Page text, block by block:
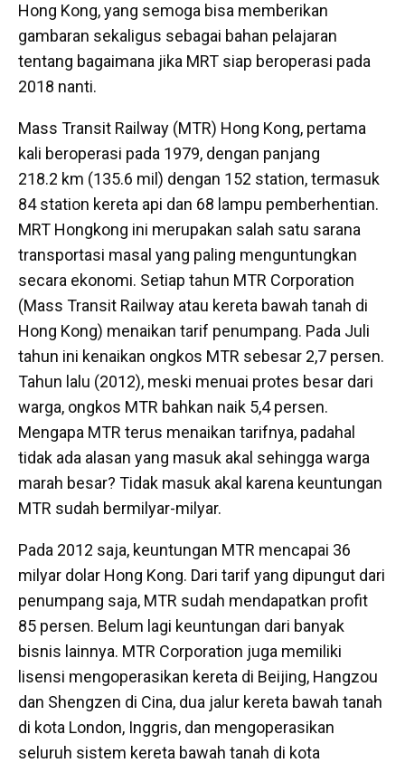
Hong Kong, yang semoga bisa memberikan
gambaran sekaligus sebagai bahan pelajaran
tentang bagaimana jika MRT siap beroperasi pada
2018 nanti.
Mass Transit Railway (MTR) Hong Kong, pertama
kali beroperasi pada 1979, dengan panjang
218.2 km (135.6 mil) dengan 152 station, termasuk
84 station kereta api dan 68 lampu pemberhentian.
MRT Hongkong ini merupakan salah satu sarana
transportasi masal yang paling menguntungkan
secara ekonomi. Setiap tahun MTR Corporation
(Mass Transit Railway atau kereta bawah tanah di
Hong Kong) menaikan tarif penumpang. Pada Juli
tahun ini kenaikan ongkos MTR sebesar 2,7 persen.
Tahun lalu (2012), meski menuai protes besar dari
warga, ongkos MTR bahkan naik 5,4 persen.
Mengapa MTR terus menaikan tarifnya, padahal
tidak ada alasan yang masuk akal sehingga warga
marah besar? Tidak masuk akal karena keuntungan
MTR sudah bermilyar-milyar.
Pada 2012 saja, keuntungan MTR mencapai 36
milyar dolar Hong Kong. Dari tarif yang dipungut dari
penumpang saja, MTR sudah mendapatkan profit
85 persen. Belum lagi keuntungan dari banyak
bisnis lainnya. MTR Corporation juga memiliki
lisensi mengoperasikan kereta di Beijing, Hangzou
dan Shengzen di Cina, dua jalur kereta bawah tanah
di kota London, Inggris, dan mengoperasikan
seluruh sistem kereta bawah tanah di kota